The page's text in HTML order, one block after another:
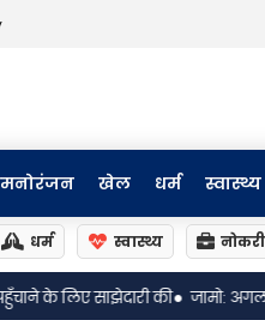
मनोरंजन खेल धर्म स्वास्थ्य
धर्म स्वास्थ्य नोकरी
अगली तारीख 19 अगस्त! चर्चित